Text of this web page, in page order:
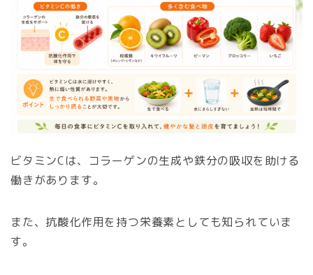
ビタミンCは、コラーゲンの生成や鉄分の吸収を助ける
働きがあります。
また、抗酸化作用を持つ栄養素としても知られていま
す。